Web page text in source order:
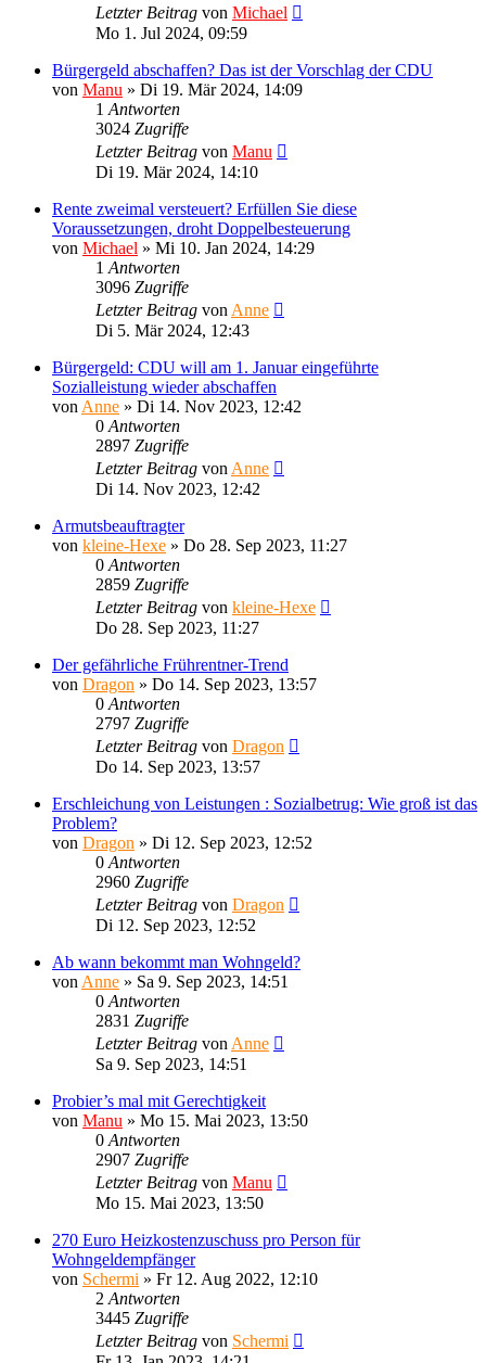
Letzter Beitrag von Michael
Mo 1. Jul 2024, 09:59
Bürgergeld abschaffen? Das ist der Vorschlag der CDU
von Manu » Di 19. Mär 2024, 14:09
1 Antworten
3024 Zugriffe
Letzter Beitrag von Manu
Di 19. Mär 2024, 14:10
Rente zweimal versteuert? Erfüllen Sie diese
Voraussetzungen, droht Doppelbesteuerung
von Michael » Mi 10. Jan 2024, 14:29
1 Antworten
3096 Zugriffe
Letzter Beitrag von Anne
Di 5. Mär 2024, 12:43
Bürgergeld: CDU will am 1. Januar eingeführte
Sozialleistung wieder abschaffen
von Anne » Di 14. Nov 2023, 12:42
0 Antworten
2897 Zugriffe
Letzter Beitrag von Anne
Di 14. Nov 2023, 12:42
Armutsbeauftragter
von kleine-Hexe » Do 28. Sep 2023, 11:27
0 Antworten
2859 Zugriffe
Letzter Beitrag von kleine-Hexe
Do 28. Sep 2023, 11:27
Der gefährliche Frührentner-Trend
von Dragon » Do 14. Sep 2023, 13:57
0 Antworten
2797 Zugriffe
Letzter Beitrag von Dragon
Do 14. Sep 2023, 13:57
Erschleichung von Leistungen : Sozialbetrug: Wie groß ist das
Problem?
von Dragon » Di 12. Sep 2023, 12:52
0 Antworten
2960 Zugriffe
Letzter Beitrag von Dragon
Di 12. Sep 2023, 12:52
Ab wann bekommt man Wohngeld?
von Anne » Sa 9. Sep 2023, 14:51
0 Antworten
2831 Zugriffe
Letzter Beitrag von Anne
Sa 9. Sep 2023, 14:51
Probier’s mal mit Gerechtigkeit
von Manu » Mo 15. Mai 2023, 13:50
0 Antworten
2907 Zugriffe
Letzter Beitrag von Manu
Mo 15. Mai 2023, 13:50
270 Euro Heizkostenzuschuss pro Person für
Wohngeldempfänger
von Schermi » Fr 12. Aug 2022, 12:10
2 Antworten
3445 Zugriffe
Letzter Beitrag von Schermi